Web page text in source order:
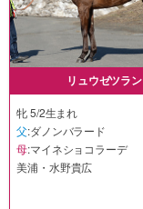
リュウゼツラン
牝 5/2生まれ
父:ダノンバラード
母:マイネショコラーデ
美浦・水野貴広